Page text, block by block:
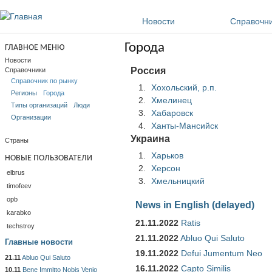
Новости
Города
Россия
Хохольский, р.п.
Хмелинец
Хабаровск
Ханты-Мансийск
Украина
Харьков
Херсон
Хмельницкий
News in English (delayed)
21.11.2022 Ratis
21.11.2022Abluo Qui Saluto
19.11.2022 Defui Jumentum Neo
16.11.2022 Capto Similis
ГЛАВНОЕ МЕНЮ
Новости
Справочники
Справочник по рынку
Регионы
Города
Типы организаций
Люди
Организации
Страны
НОВЫЕ ПОЛЬЗОВАТЕЛИ
elbrus
timofeev
opb
karabko
techstroy
Главные новости
21.11 Abluo Qui Saluto
10.11 Bene Immitto Nobis Venio